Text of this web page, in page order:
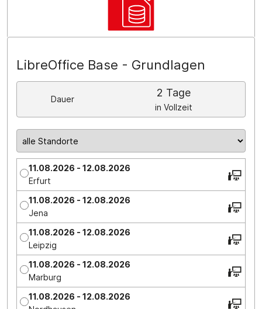
LibreOffice Base - Grundlagen
Dauer
2 Tage
in Vollzeit
11.08.2026 - 12.08.2026
Erfurt
11.08.2026 - 12.08.2026
Jena
11.08.2026 - 12.08.2026
Leipzig
11.08.2026 - 12.08.2026
Marburg
11.08.2026 - 12.08.2026